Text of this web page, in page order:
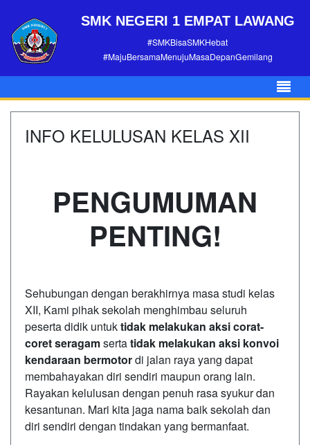
SMK NEGERI 1 EMPAT LAWANG
#SMKBisaSMKHebat
#MajuBersamaMenujuMasaDepanGemilang
INFO KELULUSAN KELAS XII
PENGUMUMAN
PENTING!
Sehubungan dengan berakhirnya masa studi kelas
XII, Kami pihak sekolah menghimbau seluruh
peserta didik untuktidak melakukan aksi corat-
coret seragamsertatidak melakukan aksi konvoi
kendaraan bermotordi jalan raya yang dapat
membahayakan diri sendiri maupun orang lain.
Rayakan kelulusan dengan penuh rasa syukur dan
kesantunan. Mari kita jaga nama baik sekolah dan
diri sendiri dengan tindakan yang bermanfaat.